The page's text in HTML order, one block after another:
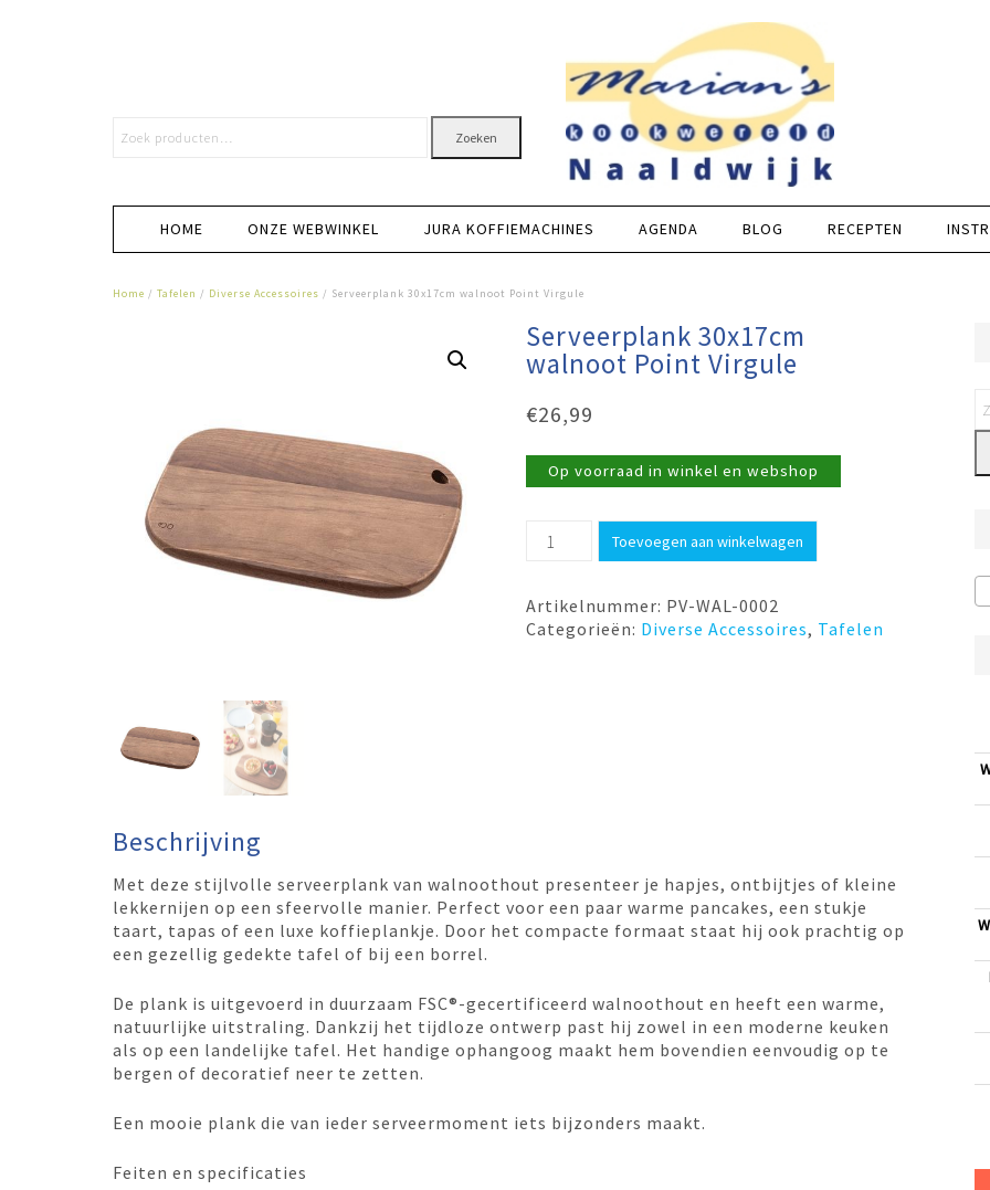
Zoeken
HOME ONZE WEBWINKEL JURA KOFFIEMACHINES AGENDA BLOG RECEPTEN
Home / Tafelen / Diverse Accessoires / Serveerplank 30x17cm walnoot Point Virgule
Serveerplank 30x17cm
walnoot Point Virgule
€26,99
Op voorraad in winkel en webshop
Serveerplank
30x17cm
Point
Virgule
Toevoegen aan winkelwagen
Artikelnummer: PV-WAL-0002
Categorieën: Diverse Accessoires, Tafelen
Beschrijving
Met deze stijlvolle serveerplank van walnoothout presenteer je hapjes, ontbijtjes of kleine
lekkernijen op een sfeervolle manier. Perfect voor een paar warme pancakes, een stukje
taart, tapas of een luxe koffieplankje. Door het compacte formaat staat hij ook prachtig op
een gezellig gedekte tafel of bij een borrel.
De plank is uitgevoerd in duurzaam FSC®-gecertificeerd walnoothout en heeft een warme,
natuurlijke uitstraling. Dankzij het tijdloze ontwerp past hij zowel in een moderne keuken
als op een landelijke tafel. Het handige ophangoog maakt hem bovendien eenvoudig op te
bergen of decoratief neer te zetten.
Een mooie plank die van ieder serveermoment iets bijzonders maakt.
Feiten en specificaties